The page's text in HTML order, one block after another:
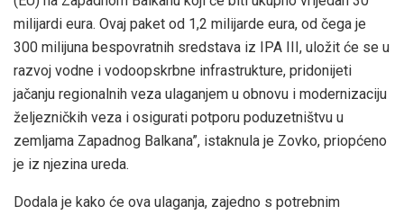
milijardi eura. Ovaj paket od 1,2 milijarde eura, od čega je
300 milijuna bespovratnih sredstava iz IPA III, uložit će se u
razvoj vodne i vodoopskrbne infrastrukture, pridonijeti
jačanju regionalnih veza ulaganjem u obnovu i modernizaciju
željezničkih veza i osigurati potporu poduzetništvu u
zemljama Zapadnog Balkana”, istaknula je Zovko, priopćeno
je iz njezina ureda.
Dodala je kako će ova ulaganja, zajedno s potrebnim